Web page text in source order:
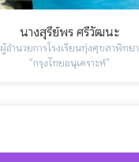
นางสุรีย์พร ศรีวัฒนะ
ผู้อำนวยการโรงเรียนทุ่งศุขลาพิทยา
"กรุงไทยอนุเคราะห์"